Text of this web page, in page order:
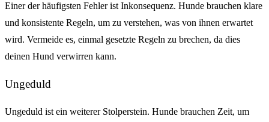
Einer der häufigsten Fehler ist Inkonsequenz. Hunde brauchen klare
und konsistente Regeln, um zu verstehen, was von ihnen erwartet
wird. Vermeide es, einmal gesetzte Regeln zu brechen, da dies
deinen Hund verwirren kann.
Ungeduld
Ungeduld ist ein weiterer Stolperstein. Hunde brauchen Zeit, um